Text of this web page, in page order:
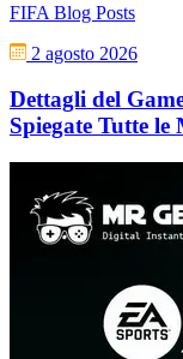
FIFA Blog Posts
2 agosto 2026
Dettagli del
Spiegate Tutte